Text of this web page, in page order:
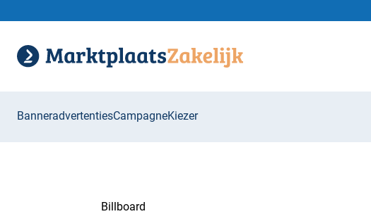
BanneradvertentiesCampagneKiezer
Billboard